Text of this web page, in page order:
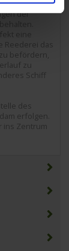
der
eine
das
befördern,
zu
Schiff
des
erfolgen.
ins Zentrum